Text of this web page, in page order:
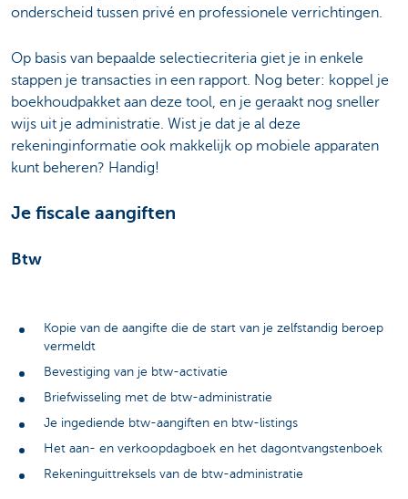
onderscheid tussen privé en professionele verrichtingen.
Op basis van bepaalde selectiecriteria giet je in enkele
stappen je transacties in een rapport. Nog beter: koppel je
boekhoudpakket aan deze tool, en je geraakt nog sneller
wijs uit je administratie. Wist je dat je al deze
rekeninginformatie ook makkelijk op mobiele apparaten
kunt beheren? Handig!
Je fiscale aangiften
Btw
Kopie van de aangifte die de start van je zelfstandig beroep
vermeldt
Bevestiging van je btw-activatie
Briefwisseling met de btw-administratie
Je ingediende btw-aangiften en btw-listings
Het aan- en verkoopdagboek en het dagontvangstenboek
Rekeninguittreksels van de btw-administratie